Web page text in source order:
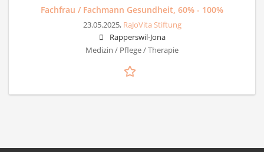
Fachfrau / Fachmann Gesundheit, 60% - 100%
23.05.2025, RaJoVita Stiftung
Rapperswil-Jona
Medizin / Pflege / Therapie